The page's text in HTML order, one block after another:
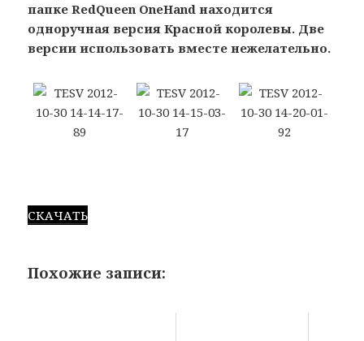
папке RedQueen OneHand находится
одноручная версия Красной королевы. Две
версии использовать вместе нежелательно.
СКАЧАТЬ
Похожие записи: